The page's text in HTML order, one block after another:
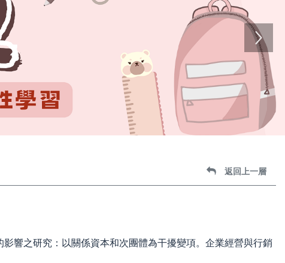
Next
返回上一層
響之研究：以關係資本和次團體為干擾變項。企業經營與行銷